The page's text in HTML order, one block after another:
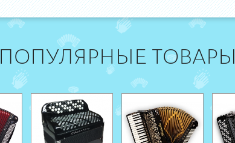
ПОПУЛЯРНЫЕ ТОВАРЫ